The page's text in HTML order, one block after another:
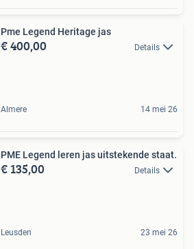
Pme Legend Heritage jas
€ 400,00 Details
Almere 14 mei 26
PME Legend leren jas uitstekende staat.
€ 135,00 Details
Leusden 23 mei 26